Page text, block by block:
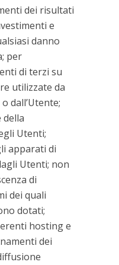
dei risultati
e
danno
per
di terzi su
utilizzate da
dall’Utente;
Utenti;
apparati di
Utenti; non
di
dei quali
dotati;
hosting e
dei